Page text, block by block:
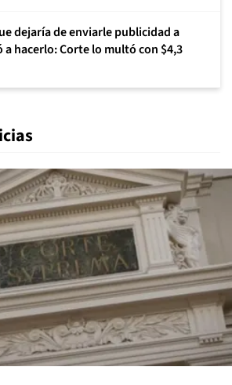
dejaría de enviarle publicidad a
hacerlo: Corte lo multó con $4,3